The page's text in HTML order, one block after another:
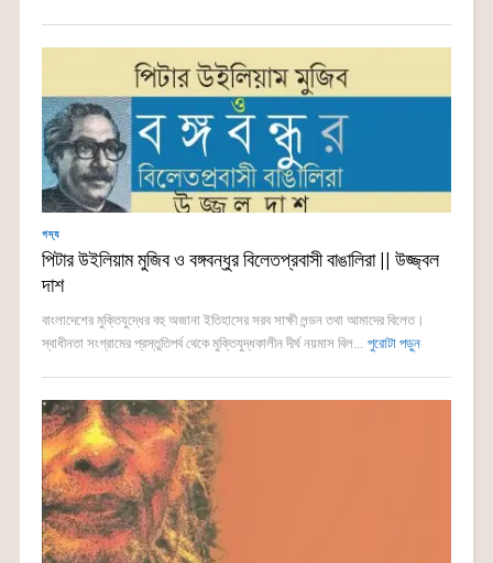
গদ্য
পিটার উইলিয়াম মুজিব ও বঙ্গবন্ধুর বিলেতপ্রবাসী বাঙালিরা || উজ্জ্বল
দাশ
বাংলাদেশের মুক্তিযুদ্ধের বহু অজানা ইতিহাসের সরব সাক্ষী লন্ডন তথা আমাদের বিলেত।
স্বাধীনতা সংগ্রামের প্রস্তুতিপর্ব থেকে মুক্তিযুদ্ধকালীন দীর্ঘ নয়মাস বিল... পুরোটা পড়ুন